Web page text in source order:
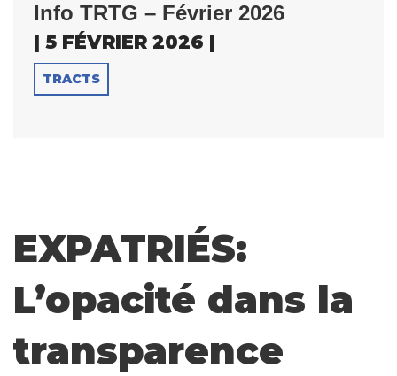
Info TRTG – Février 2026
| 5 FÉVRIER 2026 |
TRACTS
EXPATRIÉS:
L’opacité dans la
transparence